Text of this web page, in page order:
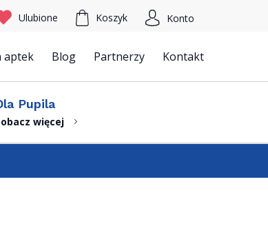
aptek Blog Partnerzy Kontakt
Ulubione Koszyk Konto
Pupila
więcej